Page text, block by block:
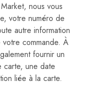
nous vous
votre numéro de
autre information
commande. À
fournir un
une date
liée à la carte.